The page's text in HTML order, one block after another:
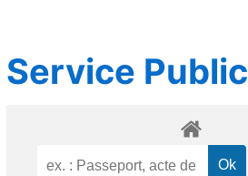
Service Public